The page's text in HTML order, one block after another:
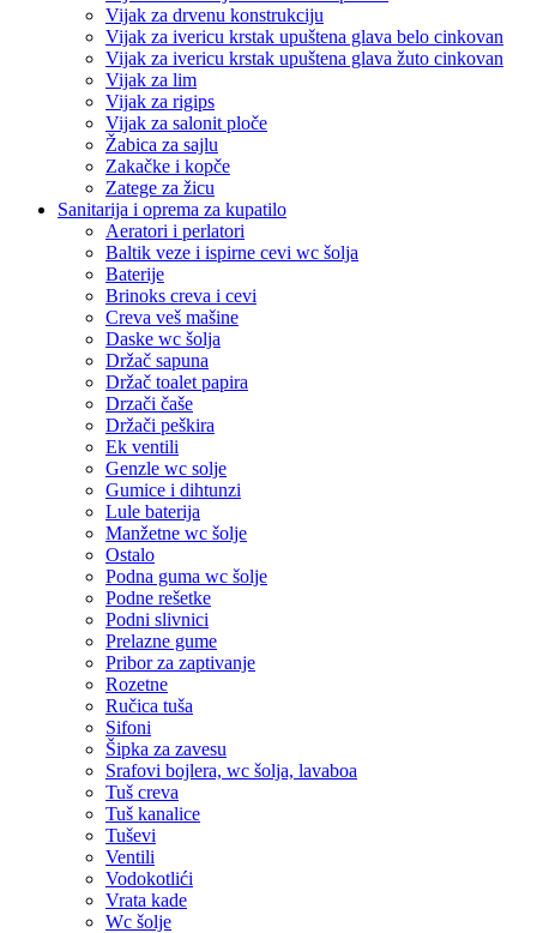
Vijak za drvenu konstrukciju
Vijak za ivericu krstak upuštena glava belo cinkovan
Vijak za ivericu krstak upuštena glava žuto cinkovan
Vijak za lim
Vijak za rigips
Vijak za salonit ploče
Žabica za sajlu
Zakačke i kopče
Zatege za žicu
Sanitarija i oprema za kupatilo
Aeratori i perlatori
Baltik veze i ispirne cevi wc šolja
Baterije
Brinoks creva i cevi
Creva veš mašine
Daske wc šolja
Držač sapuna
Držač toalet papira
Drzači čaše
Držači peškira
Ek ventili
Genzle wc solje
Gumice i dihtunzi
Lule baterija
Manžetne wc šolje
Ostalo
Podna guma wc šolje
Podne rešetke
Podni slivnici
Prelazne gume
Pribor za zaptivanje
Rozetne
Ručica tuša
Sifoni
Šipka za zavesu
Srafovi bojlera, wc šolja, lavaboa
Tuš creva
Tuš kanalice
Tuševi
Ventili
Vodokotlići
Vrata kade
Wc šolje